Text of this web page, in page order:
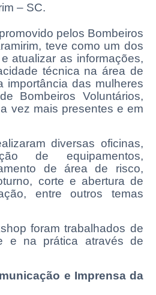
– SC.
pelos Bombeiros
teve como um dos
atualizar as informações,
técnica na área de
importância das mulheres
Bombeiros Voluntários,
vez mais presentes e em
diversas oficinas,
de equipamentos,
de área de risco,
corte e abertura de
entre outros temas
foram trabalhados de
e na prática através de
e Imprensa da